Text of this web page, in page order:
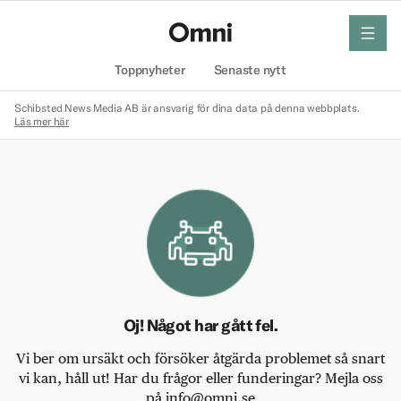
Toppnyheter Senaste nytt
meny
Schibsted News Media AB är ansvarig för dina data på denna webbplats.
Läs mer här
Oj! Något har gått fel.
Vi ber om ursäkt och försöker åtgärda problemet så snart
vi kan, håll ut! Har du frågor eller funderingar? Mejla oss